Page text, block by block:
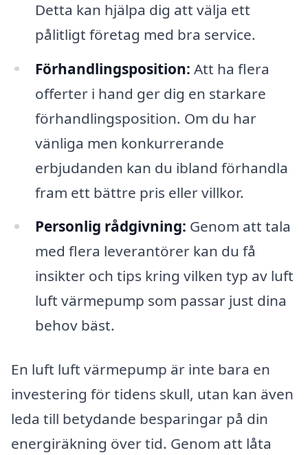
Detta kan hjälpa dig att välja ett
pålitligt företag med bra service.
Förhandlingsposition: Att ha flera
offerter i hand ger dig en starkare
förhandlingsposition. Om du har
vänliga men konkurrerande
erbjudanden kan du ibland förhandla
fram ett bättre pris eller villkor.
Personlig rådgivning: Genom att tala
med flera leverantörer kan du få
insikter och tips kring vilken typ av luft
luft värmepump som passar just dina
behov bäst.
En luft luft värmepump är inte bara en
investering för tidens skull, utan kan även
leda till betydande besparingar på din
energiräkning över tid. Genom att låta